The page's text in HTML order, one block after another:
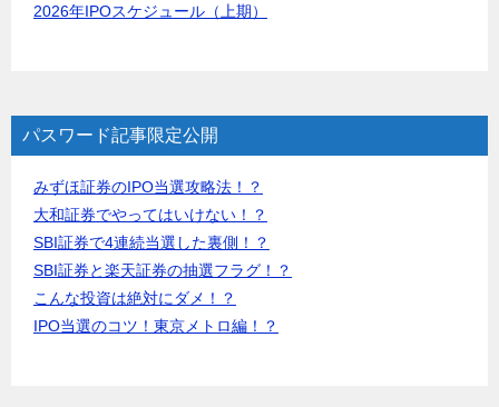
2026年IPOスケジュール（上期）
パスワード記事限定公開
みずほ証券のIPO当選攻略法！？
大和証券でやってはいけない！？
SBI証券で4連続当選した裏側！？
SBI証券と楽天証券の抽選フラグ！？
こんな投資は絶対にダメ！？
IPO当選のコツ！東京メトロ編！？